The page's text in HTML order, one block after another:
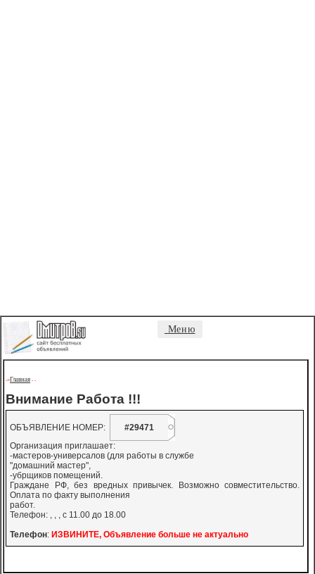
Меню
->Главная - -
Внимание Работа !!!
ОБЪЯВЛЕНИЕ НОМЕР:
#29471
Организация приглашает:
-мастеров-универсалов (для работы в службе
"домашний мастер",
-убрщиков помещений.
Граждане РФ, без вредных привычек. Возможно совместительство.
Оплата по факту выполнения
работ.
Телефон: , , , c 11.00 до 18.00
Телефон: ИЗВИНИТЕ, Объявление больше не актуально